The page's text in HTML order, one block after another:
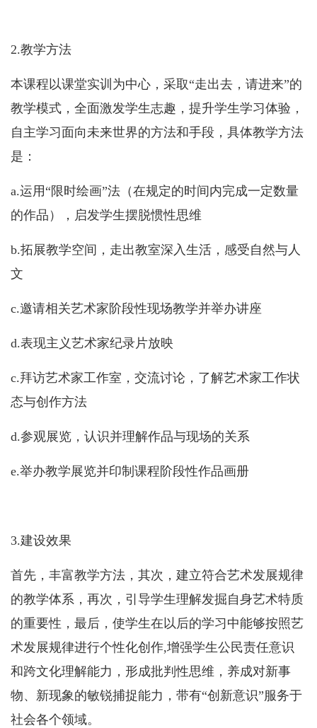
2.教学方法
本课程以课堂实训为中心，采取“走出去，请进来”的
教学模式，全面激发学生志趣，提升学生学习体验，
自主学习面向未来世界的方法和手段，具体教学方法
是：
a.运用“限时绘画”法（在规定的时间内完成一定数量
的作品），启发学生摆脱惯性思维
b.拓展教学空间，走出教室深入生活，感受自然与人
文
c.邀请相关艺术家阶段性现场教学并举办讲座
d.表现主义艺术家纪录片放映
c.拜访艺术家工作室，交流讨论，了解艺术家工作状
态与创作方法
d.参观展览，认识并理解作品与现场的关系
e.举办教学展览并印制课程阶段性作品画册
3.建设效果
首先，丰富教学方法，其次，建立符合艺术发展规律
的教学体系，再次，引导学生理解发掘自身艺术特质
的重要性，最后，使学生在以后的学习中能够按照艺
术发展规律进行个性化创作,增强学生公民责任意识
和跨文化理解能力，形成批判性思维，养成对新事
物、新现象的敏锐捕捉能力， 带有“创新意识”服务于
社会各个领域。